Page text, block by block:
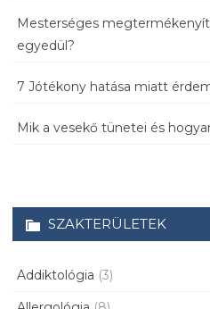
Mesterséges
egyedül?
7 Jótékony hatása miatt
Mik a vesekő tünetei és
SZAKTERÜLETEK
Addiktológia (3)